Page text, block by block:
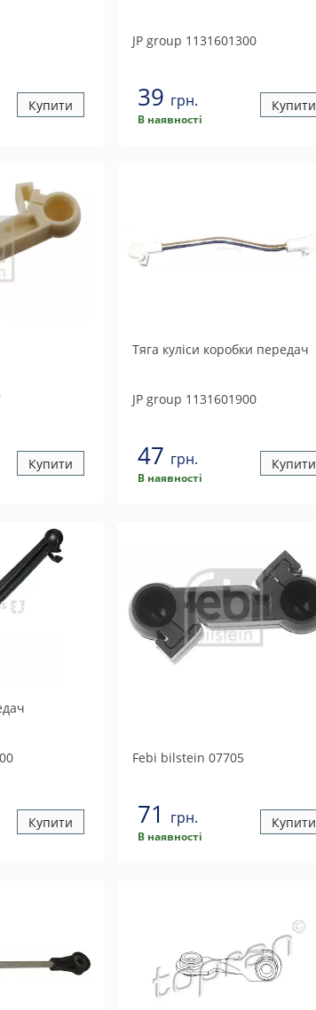
Купити
JP group 1131601300
39 грн.
В наявності
Купити
Купити
Тяга куліси коробки передач
JP group 1131601900
47 грн.
В наявності
Купити
Купити
Febi bilstein 07705
71 грн.
В наявності
Купити